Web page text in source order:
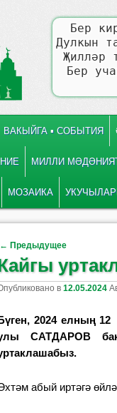
Бер
Дулкын
Җилләр
Бер
ВАКЫЙГА ▪ СОБЫТИЯ
МИЛЛИ
МОЗАИКА
Навигация по записям
← Предыдущее
в12.05.2024
2024 елның
САТДАРОВ
абый иртәгә